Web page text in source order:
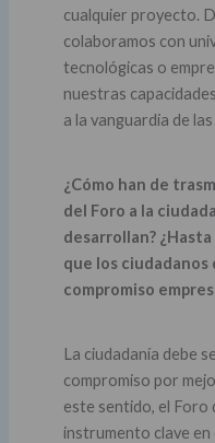
cualquier proyecto.
colaboramos con
tecnológicas o
nuestras
a la vanguardia de
¿Cómo han de
del Foro a la
desarrollan?
que los ciudadanos
compromiso
La ciudadanía debe
compromiso por
este sentido, el Foro
instrumento clave